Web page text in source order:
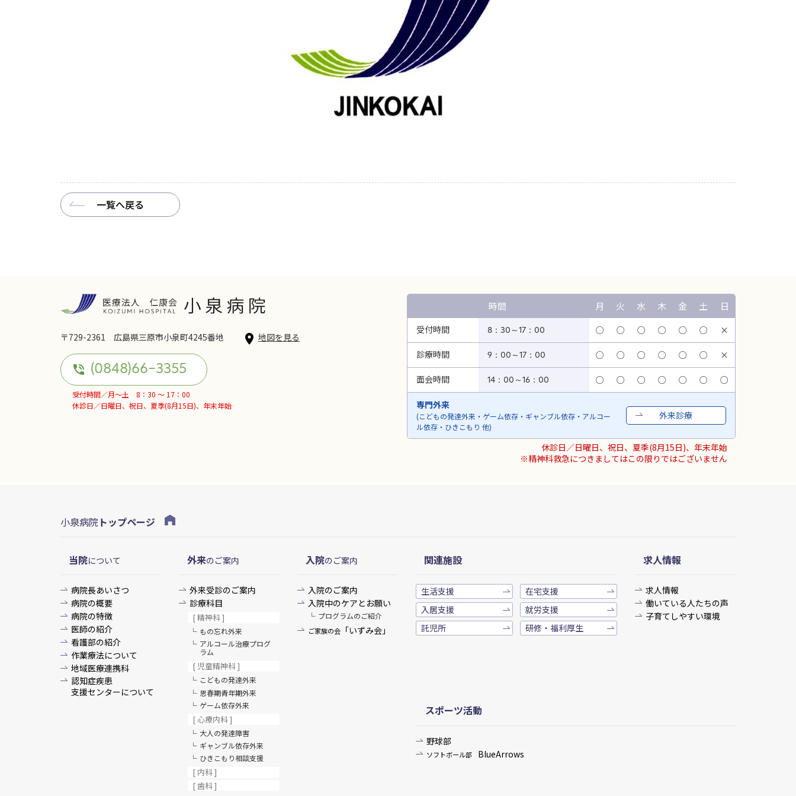
一覧へ戻る
〒729-2361 広島県三原市小泉町4245番地 地図を見る
(0848)66-3355
受付時間／月～土 8：30 ～ 17：00
休診日／日曜日、祝日、夏季(8月15日)、年末年始
時間 月 火 水 木 金 土 日
受付時間 8：30～17：00 ○ ○ ○ ○ ○ ○ ×
診療時間 9：00～17：00 ○ ○ ○ ○ ○ ○ ×
面会時間 14：00～16：00 ○ ○ ○ ○ ○ ○ ○
専門外来
(こどもの発達外来・ゲーム依存・ギャンブル依存・アルコー
ル依存・ひきこもり 他)
外来診療
休診日／日曜日、祝日、夏季(8月15日)、年末年始
※精神科救急につきましてはこの限りではございません
小泉病院 トップページ
当院について
病院長あいさつ
病院の概要
病院の特徴
医師の紹介
看護部の紹介
作業療法について
地域医療連携科
認知症疾患
支援センターについて
外来のご案内
外来受診のご案内
診療科目
[ 精神科 ]
もの忘れ外来
アルコール治療プログ
ラム
[ 児童精神科 ]
こどもの発達外来
思春期青年期外来
ゲーム依存外来
[ 心療内科 ]
大人の発達障害
ギャンブル依存外来
ひきこもり相談支援
[ 内科 ]
[ 歯科 ]
入院のご案内
入院のご案内
入院中のケアとお願い
プログラムのご紹介
ご家族の会 「いずみ会」
関連施設
生活支援
在宅支援
入居支援
就労支援
託児所
研修・福利厚生
求人情報
求人情報
働いている人たちの声
子育てしやすい環境
スポーツ活動
野球部
ソフトボール部 BlueArrows